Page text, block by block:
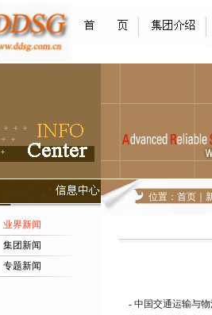
业界新闻
集团新闻
专题新闻
位置： 首页
- 中国交通运输与物